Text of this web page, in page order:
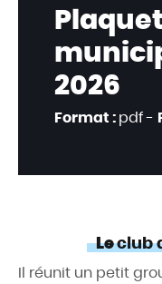
2026
Format :pdf -
Leclub
Il réunit un petit